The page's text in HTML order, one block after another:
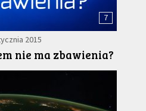
7
2015
nie ma zbawienia?